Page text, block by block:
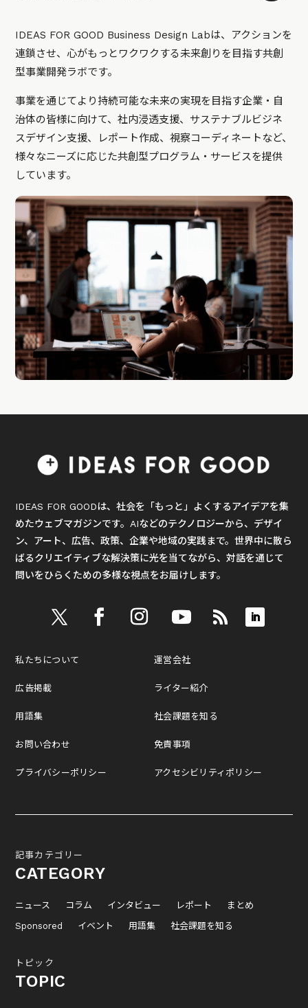
IDEAS FOR GOOD Business Design Labは、アクションを
連鎖させ、心がもっとワクワクする未来創りを目指す共創
型事業開発ラボです。
事業を通じてより持続可能な未来の実現を目指す企業・自
治体の皆様に向けて、社内浸透支援、サステナブルビジネ
スデザイン支援、レポート作成、視察コーディネートなど、
様々なニーズに応じた共創型プログラム・サービスを提供
しています。
IDEAS FOR GOODは、社会を「もっと」よくするアイデアを集
めたウェブマガジンです。AIなどのテクノロジーから、デザイ
ン、アート、広告、政策、企業や地域の実践まで。世界中に散ら
ばるクリエイティブな解決策に光を当てながら、対話を通じて
問いをひらくための多様な視点をお届けします。
私たちについて
広告掲載
用語集
お問い合わせ
プライバシーポリシー
運営会社
ライター紹介
社会課題を知る
免責事項
アクセシビリティポリシー
記事カテゴリー
CATEGORY
ニュース コラム インタビュー レポート
まとめ
Sponsored
イベント 用語集 社会課題を知る
トピック
TOPIC